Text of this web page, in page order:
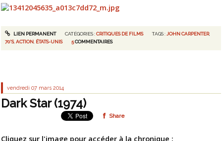
LIEN PERMANENT CATÉGORIES :CRITIQUES DE FILMS TAGS :JOHN CARPENTER,
70'S,ACTION, ÉTATS-UNIS 5COMMENTAIRES
vendredi 07 mars 2014
Dark Star (1974)
Share
Cliquez sur l'image pour accéder à la chronique :